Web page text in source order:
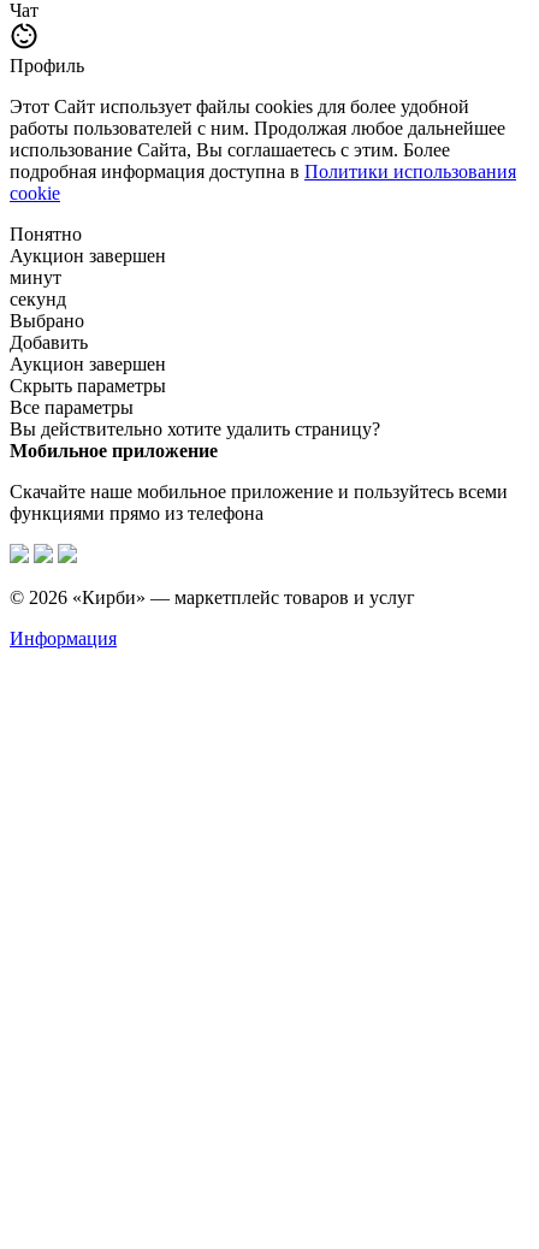
Чат
Профиль
Этот Сайт использует файлы cookies для более удобной
работы пользователей с ним. Продолжая любое дальнейшее
использование Сайта, Вы соглашаетесь с этим. Более
подробная информация доступна в Политики использования
cookie
Понятно
Аукцион завершен
минут
секунд
Выбрано
Добавить
Аукцион завершен
Скрыть параметры
Все параметры
Вы действительно хотите удалить страницу?
Мобильное приложение
Скачайте наше мобильное приложение и пользуйтесь всеми
функциями прямо из телефона
© 2026 «Кирби» — маркетплейс товаров и услуг
Информация